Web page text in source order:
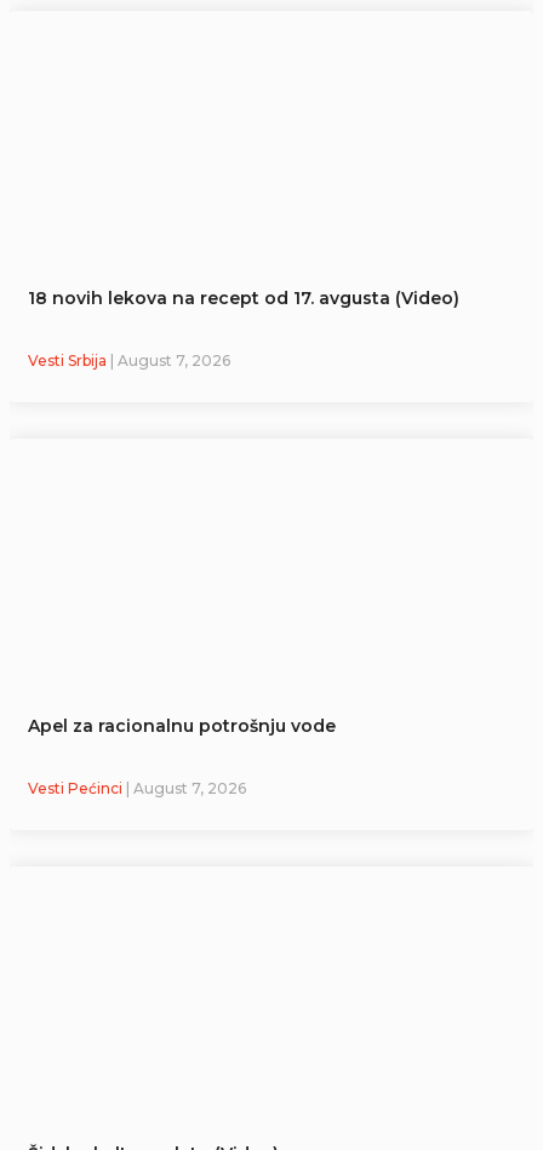
18 novih lekova na recept od 17. avgusta (Video)
Vesti Srbija | August 7, 2026
Apel za racionalnu potrošnju vode
Vesti Pećinci | August 7, 2026